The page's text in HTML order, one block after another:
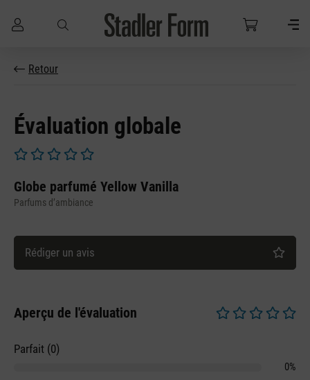
Passer au contenu principal
Retour
Évaluation globale
Globe parfumé Yellow Vanilla
Parfums d’ambiance
Rédiger un avis
Aperçu de l'évaluation
Parfait (0)
0%